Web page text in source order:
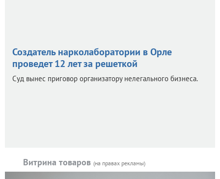
Создатель нарколаборатории в Орле
проведет 12 лет за решеткой
Суд вынес приговор организатору нелегального бизнеса.
Витрина товаров (на правах рекламы)